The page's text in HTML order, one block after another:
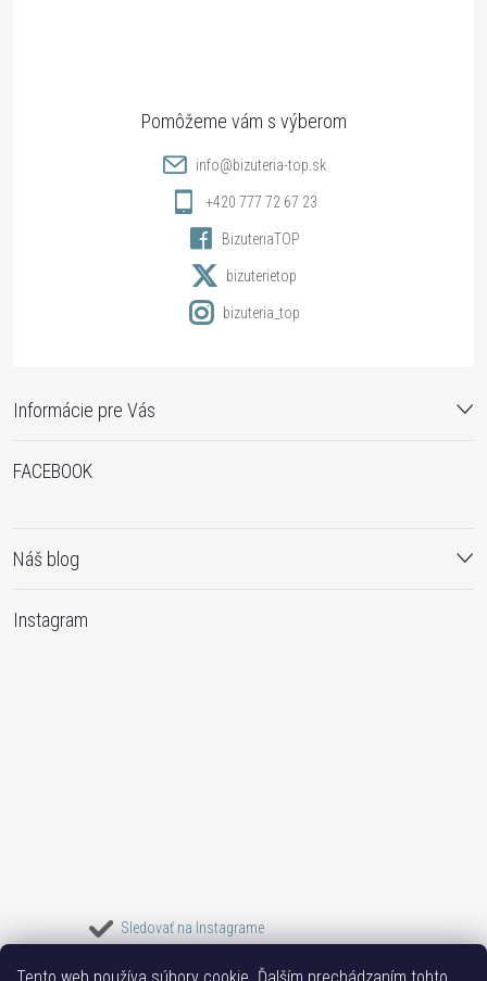
Informácie pre Vás
info@bizuteria-top.sk
+420 777 72 67 23
BizuteriaTOP
bizuterietop
bizuteria_top
FACEBOOK
Náš blog
Instagram
Sledovať na Instagrame